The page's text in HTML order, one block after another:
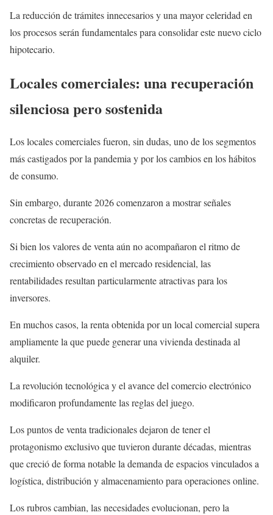
La reducción de trámites innecesarios y una mayor celeridad en
los procesos serán fundamentales para consolidar este nuevo ciclo
hipotecario.
Locales comerciales: una recuperación
silenciosa pero sostenida
Los locales comerciales fueron, sin dudas, uno de los segmentos
más castigados por la pandemia y por los cambios en los hábitos
de consumo.
Sin embargo, durante 2026 comenzaron a mostrar señales
concretas de recuperación.
Si bien los valores de venta aún no acompañaron el ritmo de
crecimiento observado en el mercado residencial, las
rentabilidades resultan particularmente atractivas para los
inversores.
En muchos casos, la renta obtenida por un local comercial supera
ampliamente la que puede generar una vivienda destinada al
alquiler.
La revolución tecnológica y el avance del comercio electrónico
modificaron profundamente las reglas del juego.
Los puntos de venta tradicionales dejaron de tener el
protagonismo exclusivo que tuvieron durante décadas, mientras
que creció de forma notable la demanda de espacios vinculados a
logística, distribución y almacenamiento para operaciones online.
Los rubros cambian, las necesidades evolucionan, pero la